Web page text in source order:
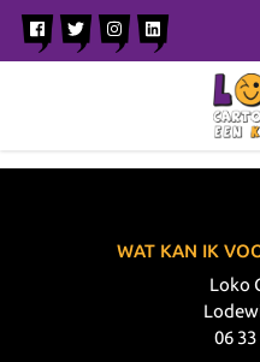
WAT KAN IK
Loko
06 33